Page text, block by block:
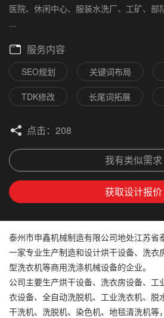
医院、休闲中心、服装水洗厂、工矿、部
...
服务内容
SEO规划 关键词布局
TDK修改 长尾词拓展
点击： 208
我有类似需求
获取设计报价
泰州市申鑫机械制造有限公司地处江苏省
一家专业生产制造和设计烘干设备、洗衣
型洗衣机等商用洗涤机械设备的企业。
公司主要生产烘干设备、洗衣房设备、工
衣设备、全自动洗脱机、工业洗衣机、脱
干洗机、洗脱机、染色机、地毯清洗机等